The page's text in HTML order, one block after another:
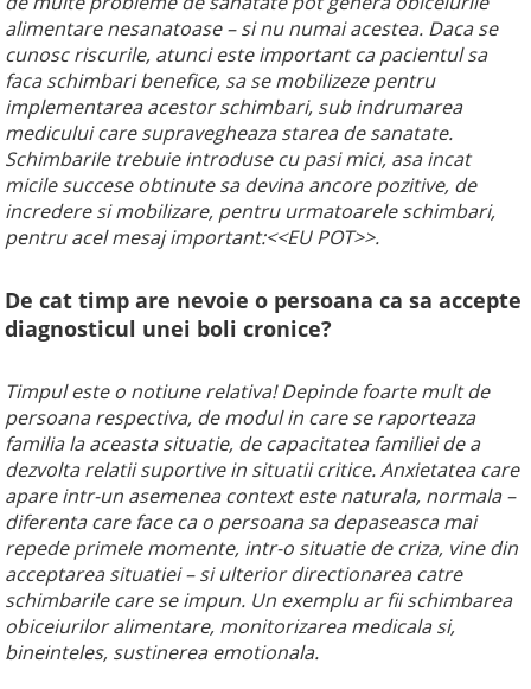
alimentare nesanatoase – si nu numai acestea. Daca se
cunosc riscurile, atunci este important ca pacientul sa
faca schimbari benefice, sa se mobilizeze pentru
implementarea acestor schimbari, sub indrumarea
medicului care supravegheaza starea de sanatate.
Schimbarile trebuie introduse cu pasi mici, asa incat
micile succese obtinute sa devina ancore pozitive, de
incredere si mobilizare, pentru urmatoarele schimbari,
pentru acel mesaj important:<<EU POT>>.
De cat timp are nevoie o persoana ca sa accepte
diagnosticul unei boli cronice?
Timpul este o notiune relativa! Depinde foarte mult de
persoana respectiva, de modul in care se raporteaza
familia la aceasta situatie, de capacitatea familiei de a
dezvolta relatii suportive in situatii critice. Anxietatea care
apare intr-un asemenea context este naturala, normala –
diferenta care face ca o persoana sa depaseasca mai
repede primele momente, intr-o situatie de criza, vine din
acceptarea situatiei – si ulterior directionarea catre
schimbarile care se impun. Un exemplu ar fii schimbarea
obiceiurilor alimentare, monitorizarea medicala si,
bineinteles, sustinerea emotionala.